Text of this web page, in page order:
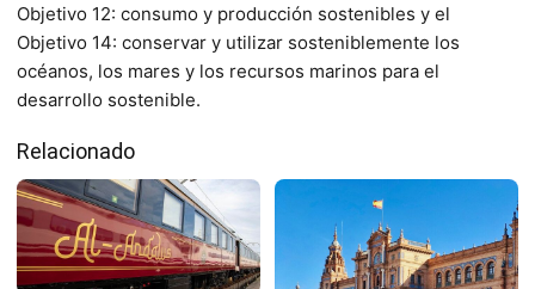
Objetivo 12: consumo y producción sostenibles y el
Objetivo 14: conservar y utilizar sosteniblemente los
océanos, los mares y los recursos marinos para el
desarrollo sostenible.
Relacionado